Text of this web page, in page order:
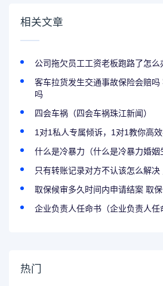
相关文章
公司拖欠员工工资老板跑路了怎么
客车拉货发生交通事故保险会赔
吗
四会车祸（四会车祸珠江新闻）
1对1私人专属倾诉，1对1教你高
什么是冷暴力（什么是冷暴力婚姻
只有转账记录对方不认该怎么解决
取保候审多久时间内申请结案 取
企业负责人任命书（企业负责人任
热门